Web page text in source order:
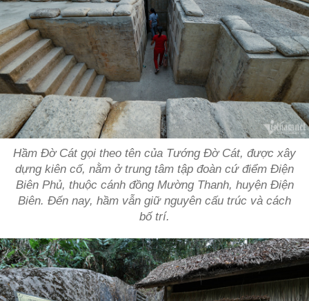
Hầm Đờ Cát gọi theo tên của Tướng Đờ Cát, được xây
dựng kiên cố, nằm ở trung tâm tập đoàn cứ điểm Điện
Biên Phủ, thuộc cánh đồng Mường Thanh, huyện Điện
Biên. Đến nay, hầm vẫn giữ nguyên cấu trúc và cách
bố trí.